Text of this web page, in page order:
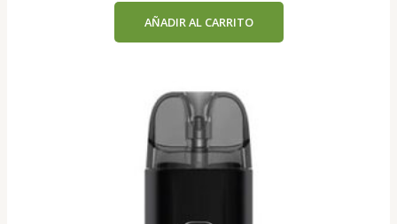
AÑADIR AL CARRITO